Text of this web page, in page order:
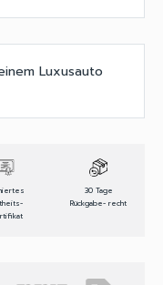
Luxusauto
30 Tage
Rückgabe- recht